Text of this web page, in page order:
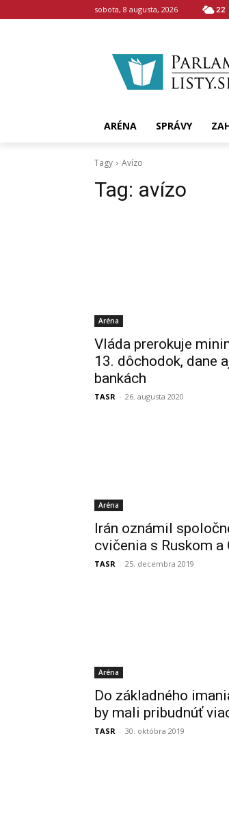
sobota, 8 augusta, 2026 22
ARÉNA SPRÁVY
Tagy Avízo
Tag: avízo
Aréna
Vláda prerokuje
13. dôchodok, dane
bankách
TASR - 26. augusta 2020
Aréna
Irán oznámil
cvičenia s Ruskom a
TASR - 25. decembra 2019
Aréna
Do základného
by mali pribudnúť
TASR - 30. októbra 2019